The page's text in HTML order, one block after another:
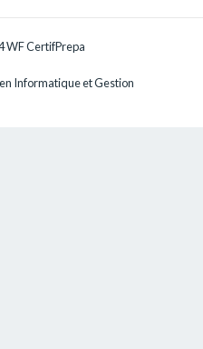
WF CertifPrepa
Informatique et Gestion